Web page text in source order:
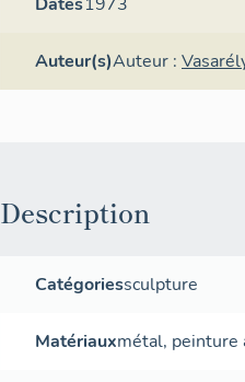
Auteur(s)Auteur :
Description
Catégoriessculpture
Matériauxmétal, peinture